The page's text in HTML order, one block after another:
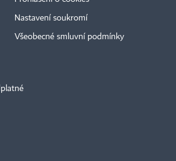
Nastavení soukromí
Všeobecné smluvní podmínky